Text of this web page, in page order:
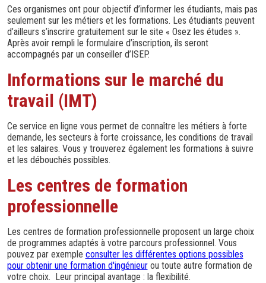
Ces organismes ont pour objectif d’informer les étudiants, mais pas
seulement sur les métiers et les formations. Les étudiants peuvent
d’ailleurs s’inscrire gratuitement sur le site « Osez les études ».
Après avoir rempli le formulaire d’inscription, ils seront
accompagnés par un conseiller d’ISEP.
Informations sur le marché du
travail (IMT)
Ce service en ligne vous permet de connaître les métiers à forte
demande, les secteurs à forte croissance, les conditions de travail
et les salaires. Vous y trouverez également les formations à suivre
et les débouchés possibles.
Les centres de formation
professionnelle
Les centres de formation professionnelle proposent un large choix
de programmes adaptés à votre parcours professionnel. Vous
pouvez par exemple consulter les différentes options possibles
pour obtenir une formation d'ingénieurou toute autre formation de
votre choix. Leur principal avantage : la flexibilité.